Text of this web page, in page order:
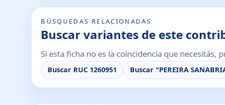
BÚSQUEDAS RELACIONADAS
Buscar variantes de este
Si esta ficha no es la coincidencia que necesitás,
Buscar RUC 1260951 Buscar "PEREIRA